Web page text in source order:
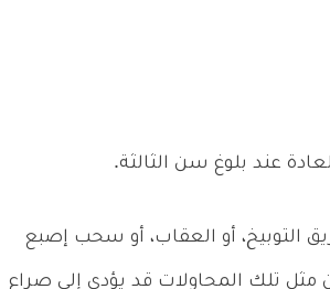
عند بلوغ سن الثالثة.
التوبيخ، أو العقاب، أو سحب إصبع
مثل تلك المحاولات قد يؤدي إلى صراع